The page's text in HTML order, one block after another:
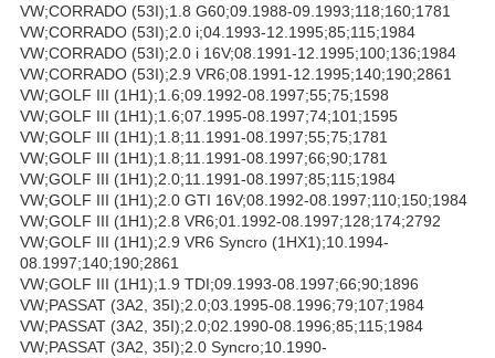
VW;CORRADO (53I);1.8 G60;09.1988-09.1993;118;160;1781
VW;CORRADO (53I);2.0 i;04.1993-12.1995;85;115;1984
VW;CORRADO (53I);2.0 i 16V;08.1991-12.1995;100;136;1984
VW;CORRADO (53I);2.9 VR6;08.1991-12.1995;140;190;2861
VW;GOLF III (1H1);1.6;09.1992-08.1997;55;75;1598
VW;GOLF III (1H1);1.6;07.1995-08.1997;74;101;1595
VW;GOLF III (1H1);1.8;11.1991-08.1997;55;75;1781
VW;GOLF III (1H1);1.8;11.1991-08.1997;66;90;1781
VW;GOLF III (1H1);2.0;11.1991-08.1997;85;115;1984
VW;GOLF III (1H1);2.0 GTI 16V;08.1992-08.1997;110;150;1984
VW;GOLF III (1H1);2.8 VR6;01.1992-08.1997;128;174;2792
VW;GOLF III (1H1);2.9 VR6 Syncro (1HX1);10.1994-
08.1997;140;190;2861
VW;GOLF III (1H1);1.9 TDI;09.1993-08.1997;66;90;1896
VW;PASSAT (3A2, 35I);2.0;03.1995-08.1996;79;107;1984
VW;PASSAT (3A2, 35I);2.0;02.1990-08.1996;85;115;1984
VW;PASSAT (3A2, 35I);2.0 Syncro;10.1990-